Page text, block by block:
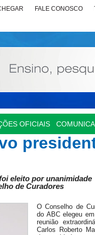
FALE CONOSCO
OFICIAIS
eleito por unanimidade
de Curadores
O Conselho de
do ABC elegeu
reunião
Carlos Roberto